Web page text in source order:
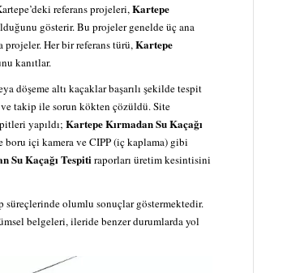
referans projeleri,Kartepe
gösterir. Bu projeler genelde üç ana
Her bir referans türü,Kartepe
kanıtlar.
döşeme altı kaçaklar başarılı şekilde tespit
takip ile sorun kökten çözüldü. Site
yapıldı; Kartepe Kırmadan Su Kaçağı
boru içi kamera ve CIPP (iç kaplama) gibi
Su Kaçağı Tespitiraporları üretim kesintisini
süreçlerinde olumlu sonuçlar göstermektedir.
belgeleri, ileride benzer durumlarda yol